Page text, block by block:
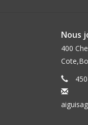
Nous
400